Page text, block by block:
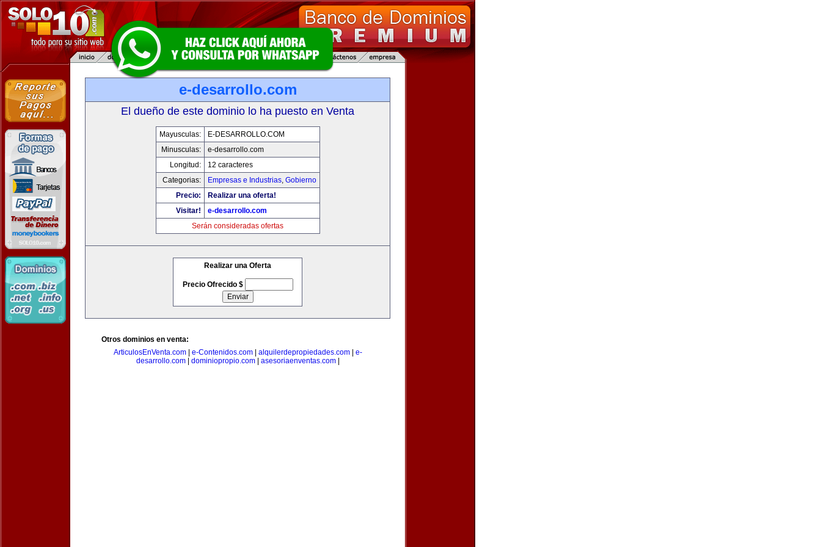
e-desarrollo.com
El dueño de este dominio lo ha puesto en Venta
Mayusculas:
E-DESARROLLO.COM
Minusculas:
e-desarrollo.com
Longitud:
12 caracteres
Categorias:
Empresas e Industrias, Gobierno
Precio:
Realizar una oferta!
Visitar!
e-desarrollo.com
Serán consideradas ofertas
Realizar una Oferta
Precio Ofrecido $
Otros dominios en venta:
ArticulosEnVenta.com| e-Contenidos.com| alquilerdepropiedades.com| e-
desarrollo.com| dominiopropio.com| asesoriaenventas.com|